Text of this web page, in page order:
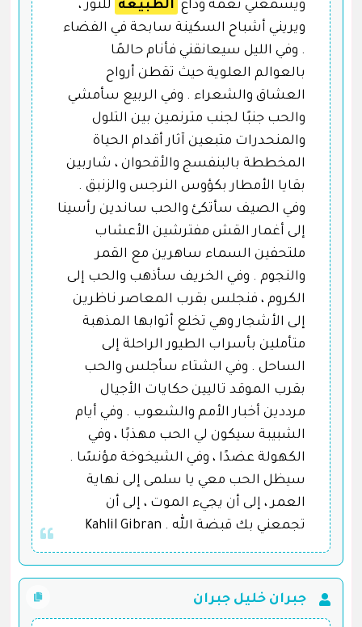
ويسمعني نغمة وداع الطبيعة
للنور ،
ويريني أشباح السكينة سابحة في الفضاء
. وفي الليل سيعانقني فأنام حالمًا
بالعوالم العلوية حيث تقطن أرواح
العشاق والشعراء . وفي الربيع سأمشي
والحب جنبًا لجنب مترنمين بين التلول
والمنحدرات متبعين آثار أقدام الحياة
المخططة بالبنفسج والأقحوان ، شاربين
بقايا الأمطار بكؤوس النرجس والزنبق .
وفي الصيف سأتكئ والحب ساندين رأسينا
إلى أغمار القش مفترشين الأعشاب
ملتحفين السماء ساهرين مع القمر
والنجوم . وفي الخريف سأذهب والحب إلى
الكروم ، فنجلس بقرب المعاصر ناظرين
إلى الأشجار وهي تخلع أثوابها المذهبة
متأملين بأسراب الطيور الراحلة إلى
الساحل . وفي الشتاء سأجلس والحب
بقرب الموقد تاليين حكايات الأجيال
مرددين أخبار الأمم والشعوب . وفي أيام
الشبيبة سيكون لي الحب مهذبًا ، وفي
الكهولة عضدًا ، وفي الشيخوخة مؤنسًا .
سيظل الحب معي يا سلمى إلى نهاية
العمر ، إلى أن يجيء الموت ، إلى أن
تجمعني بك قبضة الله . Kahlil Gibran
جبران خليل جبران